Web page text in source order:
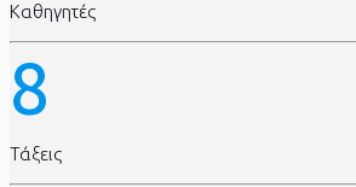
Καθηγητές
8
Τάξεις